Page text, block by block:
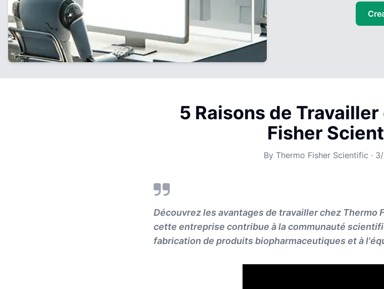
5 Raisons de
Fisher
By Thermo Fisher Scientific ·
Découvrez les avantages de travailler chez Thermo
cette entreprise contribue à la communauté
fabrication de produits biopharmaceutiques et à